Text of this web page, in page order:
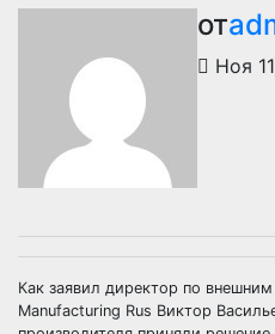
от
Ноя
Как заявил директор по
Manufacturing Rus Виктор